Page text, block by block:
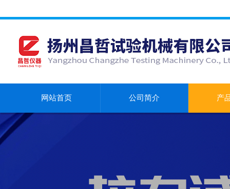
网站首页 公司简介 产